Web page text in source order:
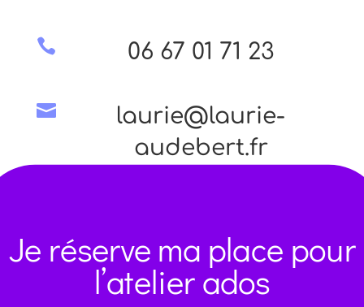
 06 67 01 71 23

laurie@laurie-
audebert.fr
Je réserve ma place pour
l’atelier ados